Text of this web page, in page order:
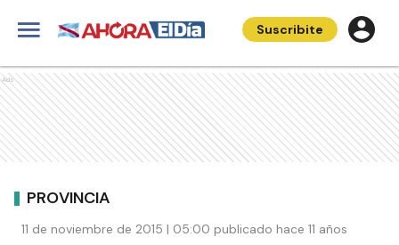
Suscribite
Ads
PROVINCIA
11 de noviembre de 2015 | 05:00 publicado hace 11 años